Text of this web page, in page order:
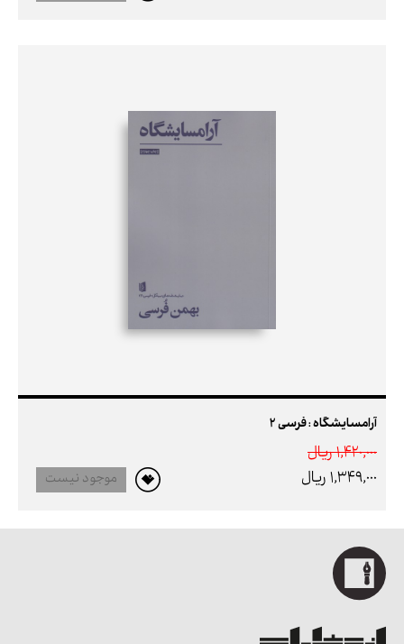
آرامسایشگاه : فرسی 2
1,420,000 ريال
1,349,000 ريال
موجود نیست